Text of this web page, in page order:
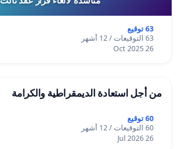
63 توقيع
63 التوقيعات / 12 أشهر
26 Oct 2025
من أجل استعادة الديمقراطية والكرامة
60 توقيع
60 التوقيعات / 12 أشهر
26 Jul 2026